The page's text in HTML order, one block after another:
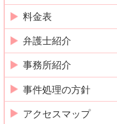
料金表
弁護士紹介
事務所紹介
事件処理の方針
アクセスマップ